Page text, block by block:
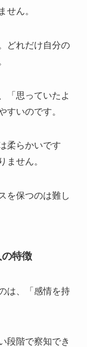
せん。
どれだけ自分の
「思っていたよ
すいのです。
柔らかいです
ません。
を保つのは難し
特徴
は、「感情を持
段階で察知でき